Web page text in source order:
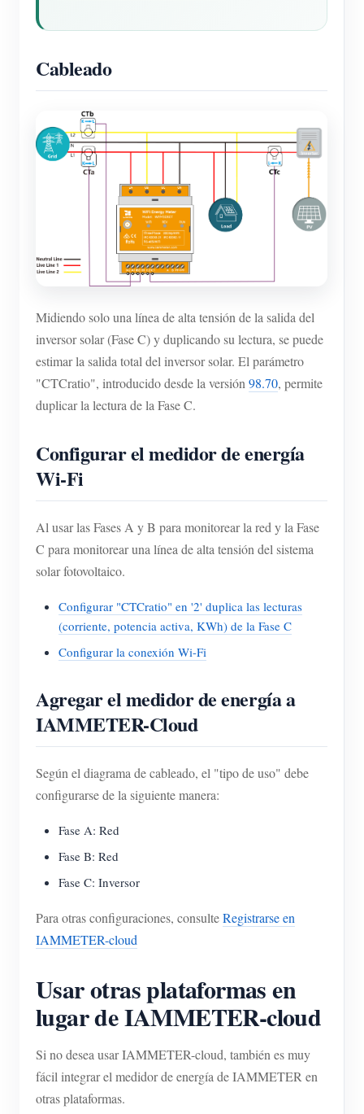
Cableado
Midiendo solo una línea de alta tensión de la salida del
inversor solar (Fase C) y duplicando su lectura, se puede
estimar la salida total del inversor solar. El parámetro
"CTCratio", introducido desde la versión98.70, permite
duplicar la lectura de la Fase C.
Configurar el medidor de energía
Wi-Fi
Al usar las Fases A y B para monitorear la red y la Fase
C para monitorear una línea de alta tensión del sistema
solar fotovoltaico.
Configurar "CTCratio" en '2' duplica las lecturas
(corriente, potencia activa, KWh) de la Fase C
Configurar la conexión Wi-Fi
Agregar el medidor de energía a
IAMMETER-Cloud
Según el diagrama de cableado, el "tipo de uso" debe
configurarse de la siguiente manera:
Fase A: Red
Fase B: Red
Fase C: Inversor
Para otras configuraciones, consulteRegistrarse en
IAMMETER-cloud
Usar otras plataformas en
lugar de IAMMETER-cloud
Si no desea usar IAMMETER-cloud, también es muy
fácil integrar el medidor de energía de IAMMETER en
otras plataformas.